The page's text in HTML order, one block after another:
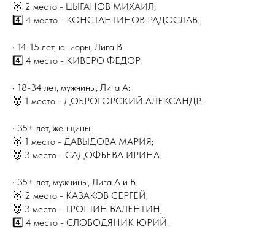
🥈 2 место - ЦЫГАНОВ МИХАИЛ;
4️⃣ 4 место - КОНСТАНТИНОВ РАДОСЛАВ.
• 14-15 лет, юниоры, Лига В:
4️⃣ 4 место - КИВЕРО ФЁДОР.
• 18-34 лет, мужчины, Лига А:
🥇 1 место - ДОБРОГОРСКИЙ АЛЕКСАНДР.
• 35+ лет, женщины:
🥇 1 место - ДАВЫДОВА МАРИЯ;
🥉 3 место - САДОФЬЕВА ИРИНА.
• 35+ лет, мужчины, Лига А и В:
🥈 2 место - КАЗАКОВ СЕРГЕЙ;
🥉 3 место - ТРОШИН ВАЛЕНТИН;
4️⃣ 4 место - СЛОБОДЯНИК ЮРИЙ.